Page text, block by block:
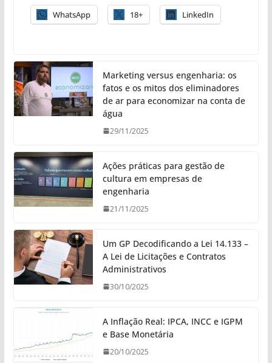
WhatsApp 18+ LinkedIn
Marketing versus engenharia: os
fatos e os mitos dos eliminadores
de ar para economizar na conta de
água
29/11/2025
Ações práticas para gestão de
cultura em empresas de
engenharia
21/11/2025
Um GP Decodificando a Lei 14.133 –
A Lei de Licitações e Contratos
Administrativos
30/10/2025
A Inflação Real: IPCA, INCC e IGPM
e Base Monetária
20/10/2025